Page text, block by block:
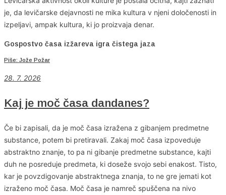
je, da levičarske dejavnosti ne mika kultura v njeni določenosti in
izpeljavi, ampak kultura, ki jo proizvaja denar.
Gospostvo časa izžareva igra čistega jaza
Piše: Jože Požar
28. 7. 2026
Kaj je moč časa dandanes?
Če bi zapisali, da je moč časa izražena z gibanjem predmetne
substance, potem bi pretiravali. Zakaj moč časa izpoveduje
abstraktno znanje, to pa ni gibanje predmetne substance, kajti
duh ne posreduje predmeta, ki doseže svojo sebi enakost. Tisto,
kar je povzdigovanje abstraktnega znanja, to ne gre jemati kot
izraženo moč časa. Moč časa je namreč spuščena na nivo